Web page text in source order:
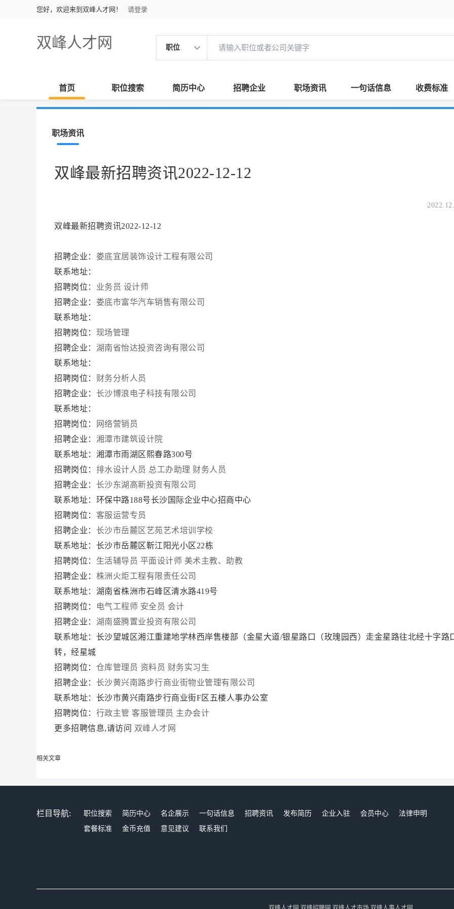
您好，欢迎来到双峰人才网！ 请登录
双峰人才网 职位
首页 职位搜索 简历中心 招聘企业 职场资讯 一句话信息 收费标准
职场资讯
双峰最新招聘资讯2022-12-12
双峰最新招聘资讯2022-12-12
招聘企业： 娄底宜居装饰设计工程有限公司
联系地址：
招聘岗位： 业务员 设计师
招聘企业： 娄底市富华汽车销售有限公司
联系地址：
招聘岗位： 现场管理
招聘企业： 湖南省怡达投资咨询有限公司
联系地址：
招聘岗位： 财务分析人员
招聘企业： 长沙博浪电子科技有限公司
联系地址：
招聘岗位：
网络营销员
招聘企业： 湘潭市建筑设计院
联系地址：湘潭市雨湖区熙春路300号
招聘岗位： 排水设计人员 总工办助理 财务人员
招聘企业： 长沙东湖高新投资有限公司
联系地址：环保中路188号长沙国际企业中心招商中心
招聘岗位： 客服运营专员
招聘企业： 长沙市岳麓区艺苑艺术培训学校
联系地址：长沙市岳麓区靳江阳光小区22栋
招聘岗位： 生活辅导员 平面设计师 美术主教、助教
招聘企业： 株洲火炬工程有限责任公司
联系地址：湖南省株洲市石峰区清水路419号
招聘岗位：
电气工程师 安全员 会计
招聘企业： 湖南盛腾置业投资有限公司
联系地址：长沙望城区湘江重建地学林西岸售楼部（金星大道/银星路口（玫瑰园西）走金星路往北经十字路
转，经星城
招聘岗位： 仓库管理员 资料员 财务实习生
招聘企业： 长沙黄兴南路步行商业街物业管理有限公司
联系地址：长沙市黄兴南路步行商业街F区五楼人事办公室
招聘岗位： 行政主管 客服管理员 主办会计
更多招聘信息,请访问 双峰人才网
相关文章
栏目导航: 职位搜索 简历中心 名企展示 一句话信息 招聘资讯 发布简历 企业入驻 会员中心
法律申明
套餐标准
金币充值 意见建议 联系我们